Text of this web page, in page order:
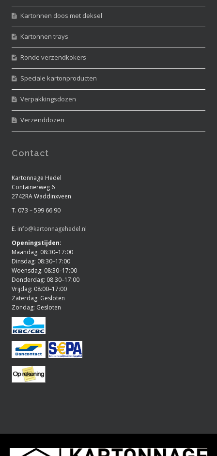
Kartonnen doos met deksel
Kartonnen trays
Ronde verzendkokers
Speciale kartonproducten
Verpakkingsdozen
Verzenddozen
Contact
Kartonnage Hedel
Containerweg 6
2742RA Waddinxveen
T. 073 – 599 66 90
E. info@kartonnagehedel.nl
Openingstijden:
Maandag: 08:30–17:00
Dinsdag: 08:30–17:00
Woensdag: 08:30–17:00
Donderdag: 08:30–17:00
Vrijdag: 08:00–17:00
Zaterdag: Gesloten
Zondag: Gesloten